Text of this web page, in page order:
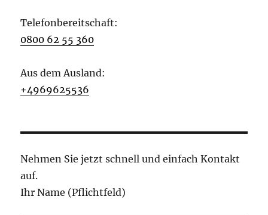
Telefonbereitschaft:
0800 62 55 360
Aus dem Ausland:
+4969625536
Nehmen Sie jetzt schnell und einfach Kontakt
auf.
Ihr Name (Pflichtfeld)